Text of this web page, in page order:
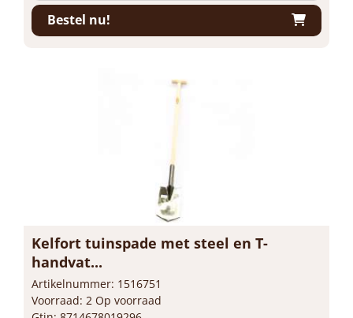
Bestel nu!
Kelfort tuinspade met steel en T-
handvat...
Artikelnummer: 1516751
Voorraad: 2 Op voorraad